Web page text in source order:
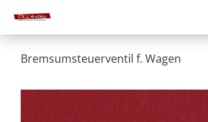
Bremsumsteuerventil f. Wagen